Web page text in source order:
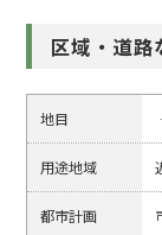
区域・道路
地目
用途地域
都市計画